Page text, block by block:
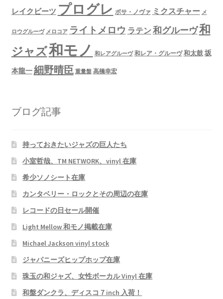
レイクビーツ プログレ ボサ・ノヴァ ミクスチャー メ
ロウグルーヴ メロコア ライトメロウ ラテン 和グルーヴ和
ジャズ和モノ 和レアグルーヴ 和レア・グルーヴ 和太鼓坂
本龍一細野晴臣 重量盤 高橋幸宏
ブログ記事
持っておきたいジャズの巨人たち
小室哲哉、TM NETWORK、vinyl 在庫
希少ソノシート在庫
カンタベリー・ロックとその周辺の在庫
レコードの日セール開催
Light Mellow 和モノ掲載在庫
Michael Jackson vinyl stock
ジャパニーズヒップホップ在庫
珠玉の和ジャズ、女性ボーカル Vinyl 在庫
和盤ダンクラ、ディスコ７inch 入荷！